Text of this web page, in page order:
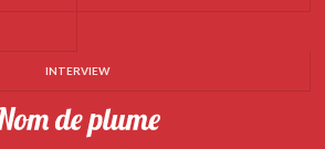
INTERVIEW